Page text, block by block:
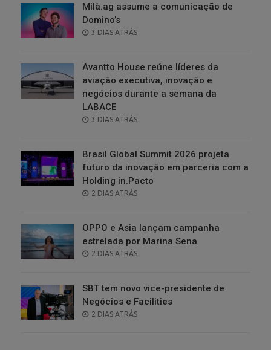
Milà.ag assume a comunicação de
Domino’s
POSTED
3 DIAS ATRÁS
Avantto House reúne líderes da
aviação executiva, inovação e
negócios durante a semana da
LABACE
POSTED
3 DIAS ATRÁS
Brasil Global Summit 2026 projeta
futuro da inovação em parceria com a
Holding in.Pacto
POSTED
2 DIAS ATRÁS
OPPO e Asia lançam campanha
estrelada por Marina Sena
POSTED
2 DIAS ATRÁS
SBT tem novo vice-presidente de
Negócios e Facilities
POSTED
2 DIAS ATRÁS